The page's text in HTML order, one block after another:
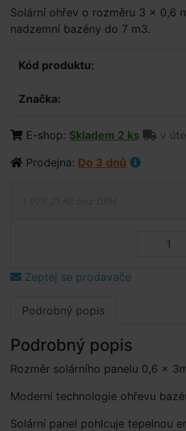
Solární ohřev o rozměru 3 x 0,6
nadzemní bazény do 7 m3.
Kód produktu:
Značka:
E-shop: Skladem 2 ks
v
Prodejna: Do 3 dnů
Zeptej se prodavače
Podrobný popis
Podrobný popis
Rozměr solárního panelu 0,6 ×
Moderní technologie ohřevu
Solární panel pohlcuje tepelnou